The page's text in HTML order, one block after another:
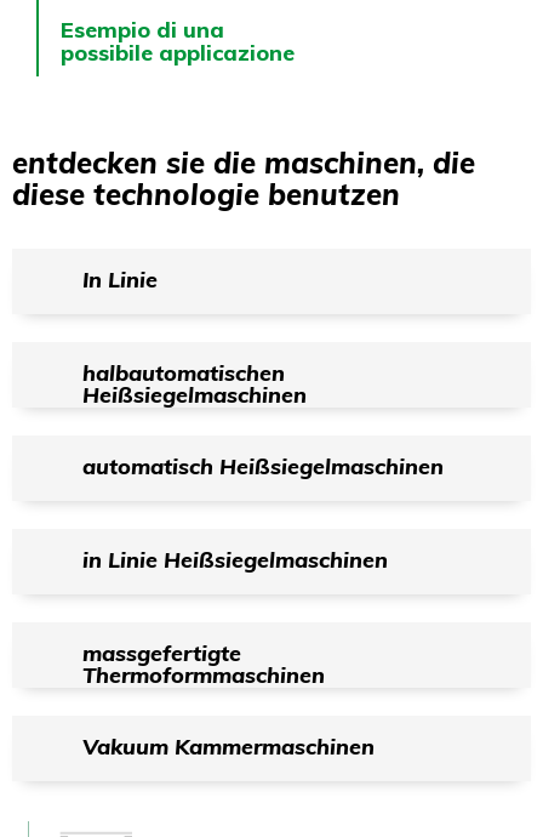
Esempio di una
possibile applicazione
entdecken sie die maschinen, die
diese technologie benutzen
In Linie
halbautomatischen
Heißsiegelmaschinen
automatisch Heißsiegelmaschinen
in Linie Heißsiegelmaschinen
massgefertigte
Thermoformmaschinen
Vakuum Kammermaschinen